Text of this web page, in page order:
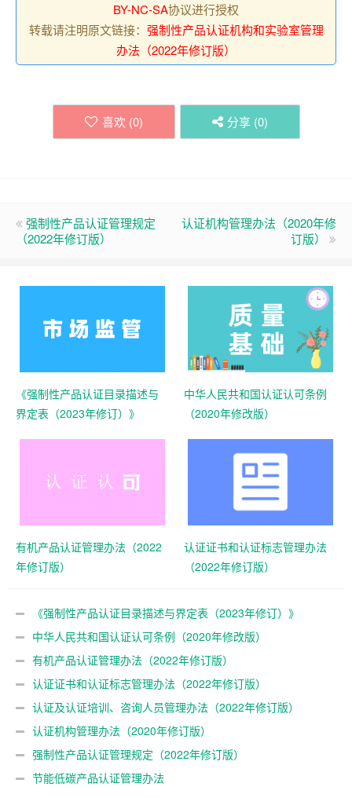
BY-NC-SA协议进行授权
转载请注明原文链接： 强制性产品认证机构和实验室管理
办法（2022年修订版）
喜欢 (0) 分享 (0)
强制性产品认证管理规定
（2022年修订版）
认证机构管理办法（2020年修
订版）
《强制性产品认证目录描述与
界定表（2023年修订）》
中华人民共和国认证认可条例
（2020年修改版）
有机产品认证管理办法（2022
年修订版）
认证证书和认证标志管理办法
（2022年修订版）
《强制性产品认证目录描述与界定表（2023年修订）》
中华人民共和国认证认可条例（2020年修改版）
有机产品认证管理办法（2022年修订版）
认证证书和认证标志管理办法（2022年修订版）
认证及认证培训、咨询人员管理办法（2022年修订版）
认证机构管理办法（2020年修订版）
强制性产品认证管理规定（2022年修订版）
节能低碳产品认证管理办法